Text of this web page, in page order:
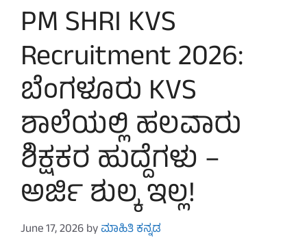
PM SHRI KVS
Recruitment 2026:
ಬೆಂಗಳೂರು KVS
ಶಾಲೆಯಲ್ಲಿ ಹಲವಾರು
ಶಿಕ್ಷಕರ ಹುದ್ದೆಗಳು –
ಅರ್ಜಿ ಶುಲ್ಕ ಇಲ್ಲ!
June 17, 2026byಮಾಹಿತಿ ಕನ್ನಡ